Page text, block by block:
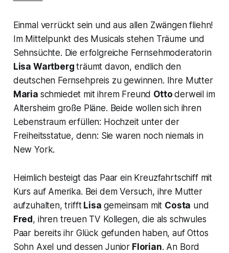
Einmal verrückt sein und aus allen Zwängen fliehn!
Im Mittelpunkt des Musicals stehen Träume und
Sehnsüchte. Die erfolgreiche Fernsehmoderatorin
Lisa Wartberg träumt davon, endlich den
deutschen Fernsehpreis zu gewinnen. Ihre Mutter
Maria schmiedet mit ihrem Freund Otto derweil im
Altersheim große Pläne. Beide wollen sich ihren
Lebenstraum erfüllen: Hochzeit unter der
Freiheitsstatue, denn: Sie waren noch niemals in
New York.
Heimlich besteigt das Paar ein Kreuzfahrtschiff mit
Kurs auf Amerika. Bei dem Versuch, ihre Mutter
aufzuhalten, trifftLisa gemeinsam mit Costa und
Fred , ihren treuen TV Kollegen, die als schwules
Paar bereits ihr Glück gefunden haben, auf Ottos
Sohn Axel und dessen Junior Florian. An Bord